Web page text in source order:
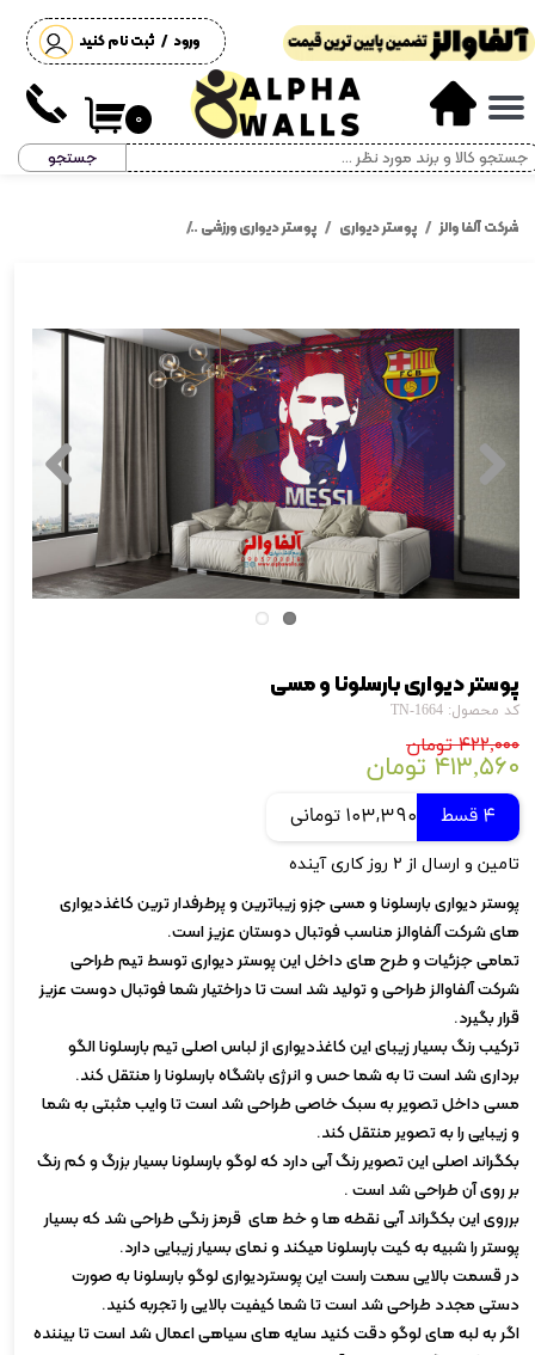
ورود / ثبت نام کنید
حساب کاربری من
تغییر گذر واژه
سفارشات
خروج از حساب کاربری
۰
جستجو
شرکت آلفا والز پوستر دیواری پوستر دیواری ورزشی
پوستر دیواری بارسلونا و مسی
کد محصول: TN-1664
۴۲۲,۰۰۰ تومان
۴۱۳,۵۶۰ تومان
4 قسط 103,390 تومانی
تامین و ارسال از ۲ روز کاری آینده
پوستر دیواری بارسلونا و مسی جزو زیباترین و پرطرفدار ترین کاغذدیواری
های شرکت آلفاوالز مناسب فوتبال دوستان عزیز است.
تمامی جزئیات و طرح های داخل این پوستر دیواری توسط تیم طراحی
شرکت آلفاوالز طراحی و تولید شد است تا دراختیار شما فوتبال دوست عزیز
قرار بگیرد.
ترکیب رنگ بسیار زیبای این کاغذدیواری از لباس اصلی تیم بارسلونا الگو
برداری شد است تا به شما حس و انرژی باشگاه بارسلونا را منتقل کند.
مسی داخل تصویر به سبک خاصی طراحی شد است تا وایب مثبتی به شما
و زیبایی را به تصویر منتقل کند.
بکگراند اصلی این تصویر رنگ آبی دارد که لوگو بارسلونا بسیار بزرگ و کم رنگ
بر روی آن طراحی شد است .
برروی این بکگراند آبی نقطه ها و خط های قرمز رنگی طراحی شد که بسیار
پوستر را شبیه به کیت بارسلونا میکند و نمای بسیار زیبایی دارد.
در قسمت بالایی سمت راست این پوستردیواری لوگو بارسلونا به صورت
دستی مجدد طراحی شد است تا شما کیفیت بالایی را تجربه کنید.
اگر به لبه های لوگو دقت کنید سایه های سیاهی اعمال شد است تا بیننده